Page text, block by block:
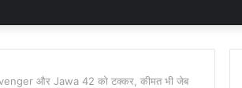
और Jawa 42 को टक्कर, कीमत भी जेब